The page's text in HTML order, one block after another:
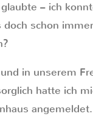
– ich
schon
in unserem
hatte ich
angemeldet.